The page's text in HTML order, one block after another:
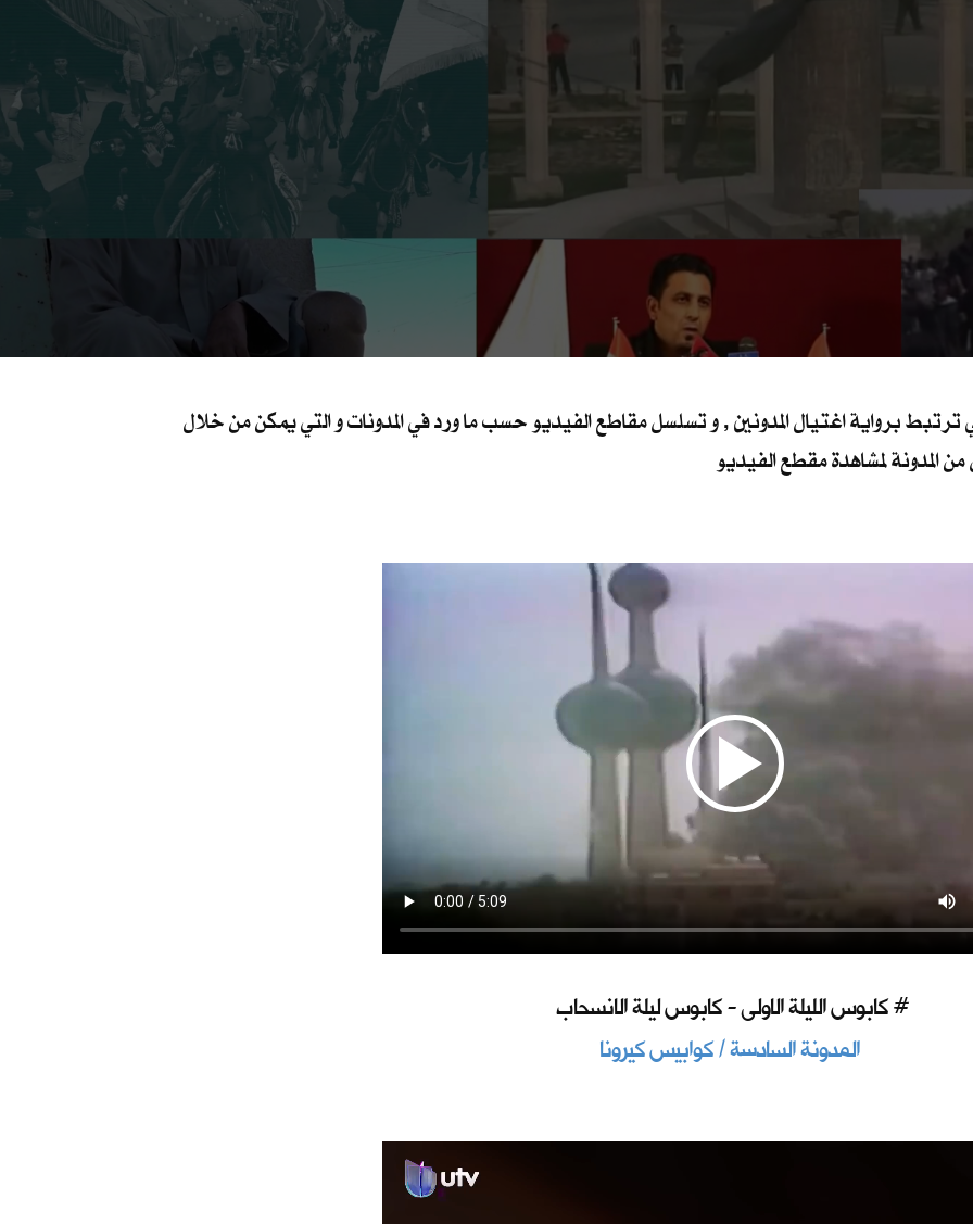
برواية اغتيال المدونين , و تسلسل مقاطع الفيديو حسب ما ورد في المدونات و التي يمكن من خلال
من المدونة لمشاهدة مقطع الفيديو
كابوس الليلة الاولى - كابوس ليلة الانسحاب #
المدونة السادسة / كوابيس كيرونا